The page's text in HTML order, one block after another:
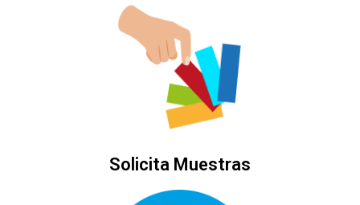
Solicita Muestras